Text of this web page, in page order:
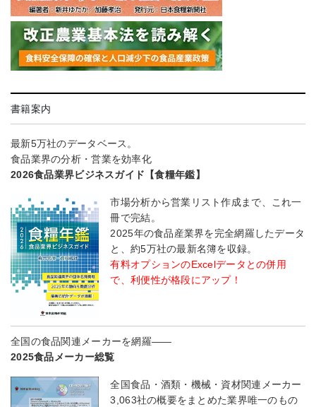
書籍案内
最新5万社のデータベース。
食品業界の分析・営業を効率化
2026食品業界ビジネスガイド【食糧年鑑】
市場分析から営業リスト作成まで、これ一
冊で完結。
2025年の食品産業界を完全網羅したデータ
と、約5万社の最新名簿を収録。
有料オプションのExcelデータとの併用
で、利便性が格段にアップ！
全国の食品関連メーカーを網羅――
2025食品メーカー総覧
全国食品・酒類・機械・資材関連メーカー
3,063社の概要をまとめた業界唯一のもの